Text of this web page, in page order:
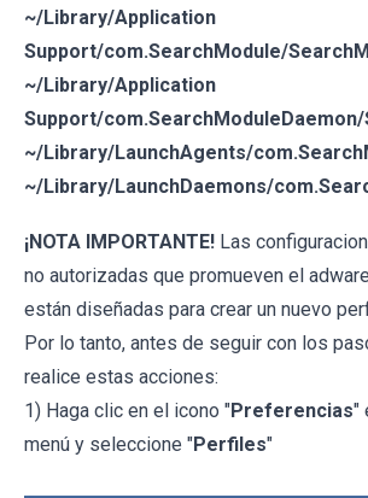
~/Library/Application
Support/com.SearchModule/
~/Library/Application
Support/
~/Library/LaunchAgents/
~/Library/LaunchDaemons/
¡NOTA IMPORTANTE! Las
no autorizadas que promueven el
están diseñadas para crear un nuevo
Por lo tanto, antes de seguir con los
realice estas acciones:
1) Haga clic en el icono "Preferencias"
menú y seleccione "Perfiles"